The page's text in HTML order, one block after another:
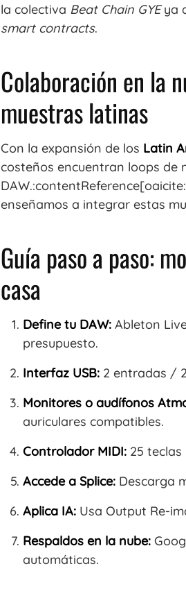
la colectiva Beat Chain GYEya
smart contracts.
Colaboración en la
muestras latinas
Con la expansión de los Latin
costeños encuentran loops de
enseñamos a integrar estas
Guía paso a paso:
casa
Define tu DAW: Ableton
presupuesto.
Interfaz USB: 2 entradas /
Monitores o audífonos
auriculares compatibles.
Controlador MIDI: 25
Accede a Splice: Descarga
Aplica IA: Usa Output Re-
Respaldos en la nube:
automáticas.